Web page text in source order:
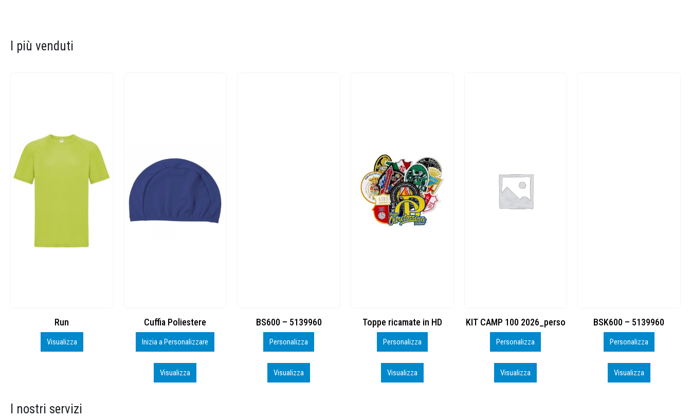
I più venduti
Cuffia Poliestere
Inizia a Personalizzare
BS600 – 5139960
Personalizza
Visualizza
Toppe ricamate in HD
Personalizza
Visualizza
KIT CAMP 100 2026_perso
Personalizza
Visualizza
BSK600 – 5139960
Personalizza
Visualizza
DTF
Personalizza
Visualizza
I nostri servizi